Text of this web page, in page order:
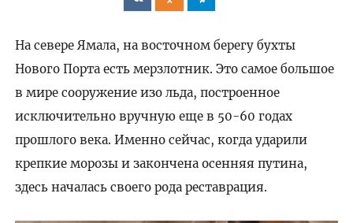
На севере Ямала, на восточном берегу бухты
Нового Порта есть мерзлотник. Это самое большое
в мире сооружение изо льда, построенное
исключительно вручную еще в 50-60 годах
прошлого века. Именно сейчас, когда ударили
крепкие морозы и закончена осенняя путина,
здесь началась своего рода реставрация.